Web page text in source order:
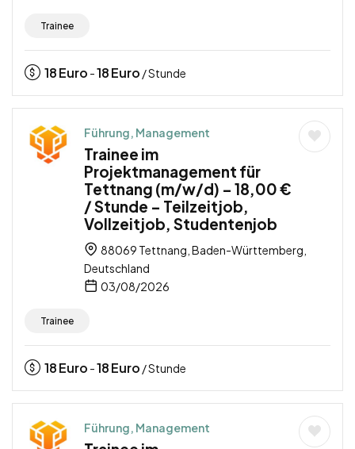
Trainee
18Euro -18Euro / Stunde
Führung, Management
Trainee im
Projektmanagement für
Tettnang (m/w/d) – 18,00 €
/ Stunde – Teilzeitjob,
Vollzeitjob, Studentenjob
88069 Tettnang, Baden-Württemberg,
Deutschland
03/08/2026
Trainee
18Euro -18Euro / Stunde
Führung, Management